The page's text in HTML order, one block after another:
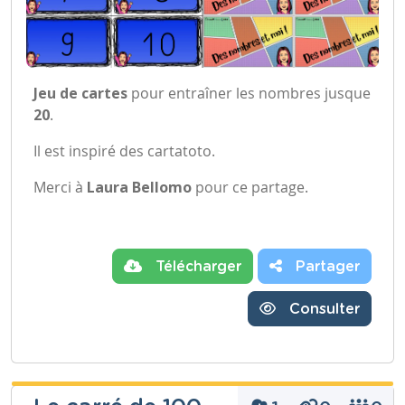
Jeu de cartes pour entraîner les nombres jusque
20.
Il est inspiré des cartatoto.
Merci à Laura Bellomo pour ce partage.
Télécharger Partager
Consulter